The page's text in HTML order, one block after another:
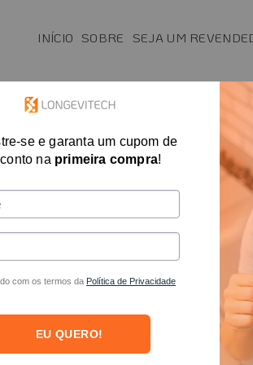
INÍCIO SOBRE SEJA UM
Exibindo
se e garanta um cupom de
na primeira compra!
com os termos da Política de Privacidade
EU QUERO!